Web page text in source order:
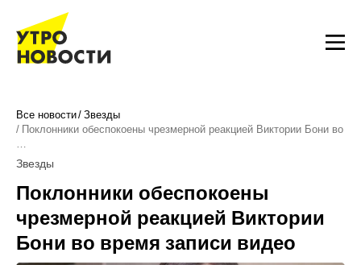
Все новости Звезды
Поклонники обеспокоены чрезмерной реакцией Виктории Бони во
…
Звезды
Поклонники обеспокоены
чрезмерной реакцией Виктории
Бони во время записи видео